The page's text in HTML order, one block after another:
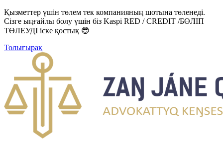
Қызметтер үшін төлем тек компанияның шотына төленеді.
Сізге ыңғайлы болу үшін біз Kaspi RED / CREDIT /БӨЛІП
ТӨЛЕУДІ іске қостық 😎
Толығырақ